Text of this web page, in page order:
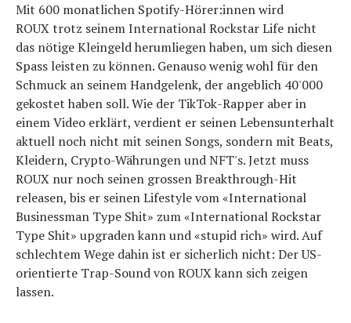
Mit 600 monatlichen Spotify-Hörer:innen wird
ROUX trotz seinem International Rockstar Life nicht
das nötige Kleingeld herumliegen haben, um sich diesen
Spass leisten zu können. Genauso wenig wohl für den
Schmuck an seinem Handgelenk, der angeblich 40'000
gekostet haben soll. Wie der TikTok-Rapper aber in
einem Video erklärt, verdient er seinen Lebensunterhalt
aktuell noch nicht mit seinen Songs, sondern mit Beats,
Kleidern, Crypto-Währungen und NFT's. Jetzt muss
ROUX nur noch seinen grossen Breakthrough-Hit
releasen, bis er seinen Lifestyle vom «International
Businessman Type Shit» zum «International Rockstar
Type Shit» upgraden kann und «stupid rich» wird. Auf
schlechtem Wege dahin ist er sicherlich nicht: Der US-
orientierte Trap-Sound von ROUX kann sich zeigen
lassen.